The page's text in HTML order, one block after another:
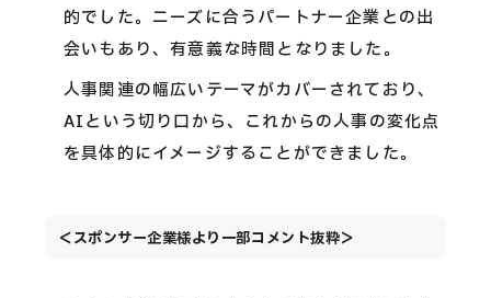
的でした。ニーズに合うパートナー企業との出
会いもあり、有意義な時間となりました。
人事関連の幅広いテーマがカバーされており、
AIという切り口から、これからの人事の変化点
を具体的にイメージすることができました。
＜スポンサー企業様より一部コメント抜粋＞